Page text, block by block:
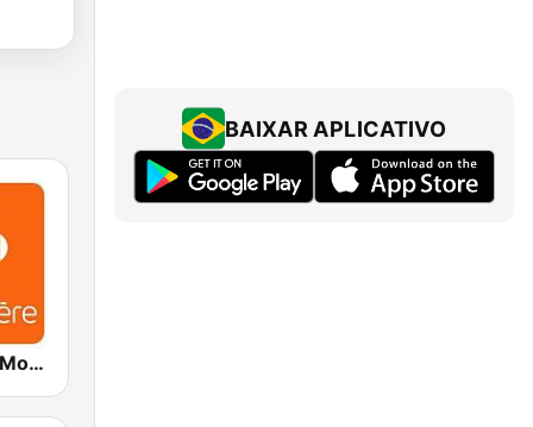
ICI Première Montréal
BAIXAR APLICATIVO